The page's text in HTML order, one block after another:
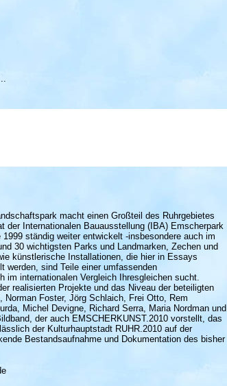
macht einen Großteil des Ruhrgebietes
der Internationalen Bauausstellung (IBA) Emscherpark
ständig weiter entwickelt -insbesondere auch im
30 wichtigsten Parks und Landmarken, Zechen und
künstlerische Installationen, die hier in Essays
werden, sind Teile einer umfassenden
im internationalen Vergleich Ihresgleichen sucht.
realisierten Projekte und das Niveau der beteiligten
Norman Foster, Jörg Schlaich, Frei Otto, Rem
Michel Devigne, Richard Serra, Maria Nordman und
der auch EMSCHERKUNST.2010 vorstellt, das
der Kulturhauptstadt RUHR.2010 auf der
Bestandsaufnahme und Dokumentation des bisher